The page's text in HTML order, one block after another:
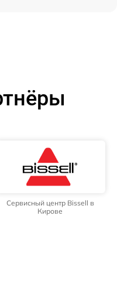
Сервисный центр Bissell в
Кирове